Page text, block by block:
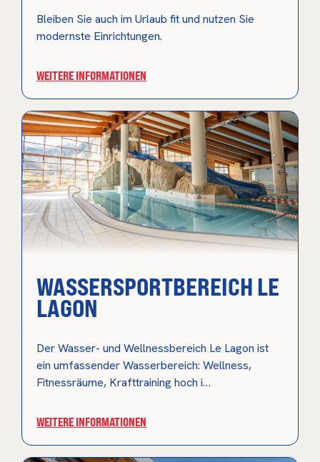
Bleiben Sie auch im Urlaub fit und nutzen Sie
modernste Einrichtungen.
WEITERE INFORMATIONEN
WASSERSPORTBEREICH LE
LAGON
Der Wasser- und Wellnessbereich Le Lagon ist
ein umfassender Wasserbereich: Wellness,
Fitnessräume, Krafttraining hoch i…
WEITERE INFORMATIONEN